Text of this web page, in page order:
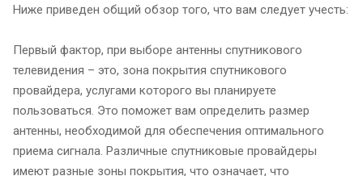
Ниже приведен общий обзор того, что вам следует учесть:
Первый фактор, при выборе антенны спутникового
телевидения – это, зона покрытия спутникового
провайдера, услугами которого вы планируете
пользоваться. Это поможет вам определить размер
антенны, необходимой для обеспечения оптимального
приема сигнала. Различные спутниковые провайдеры
имеют разные зоны покрытия, что означает, что